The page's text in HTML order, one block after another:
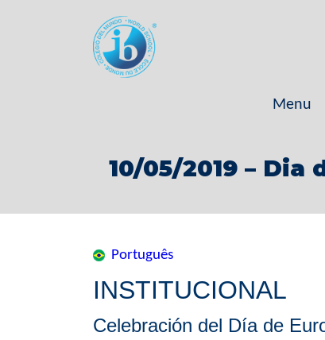
Menu
10/05/2019 – Dia
Português
INSTITUCIONAL
Celebración del Día de